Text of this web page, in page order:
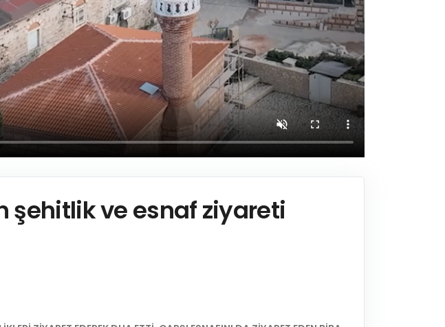
şehitlik ve esnaf ziyareti